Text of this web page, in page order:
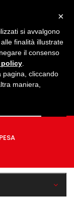
×
si avvalgono
finalità illustrate
il consenso
pagina, cliccando
maniera,